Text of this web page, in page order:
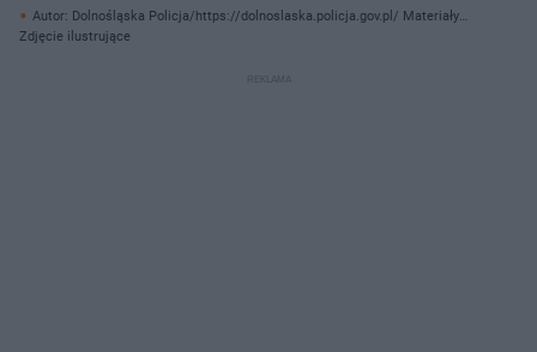
Autor: Dolnośląska Policja/https://dolnoslaska.policja.gov.pl/ Materiały
prasowe
Zdjęcie ilustrujące